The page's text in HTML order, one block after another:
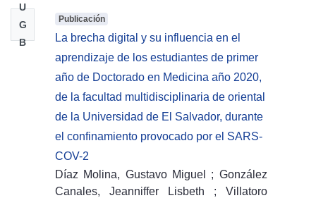
U
G
B
Publicación
La brecha digital y su influencia en el
aprendizaje de los estudiantes de primer
año de Doctorado en Medicina año 2020,
de la facultad multidisciplinaria de oriental
de la Universidad de El Salvador, durante
el confinamiento provocado por el SARS-
COV-2
Díaz Molina, Gustavo Miguel
; González
Canales, Jeanniffer Lisbeth
; Villatoro